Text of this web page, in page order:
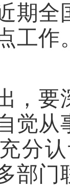
期全
工作
，要
觉从
分
部门